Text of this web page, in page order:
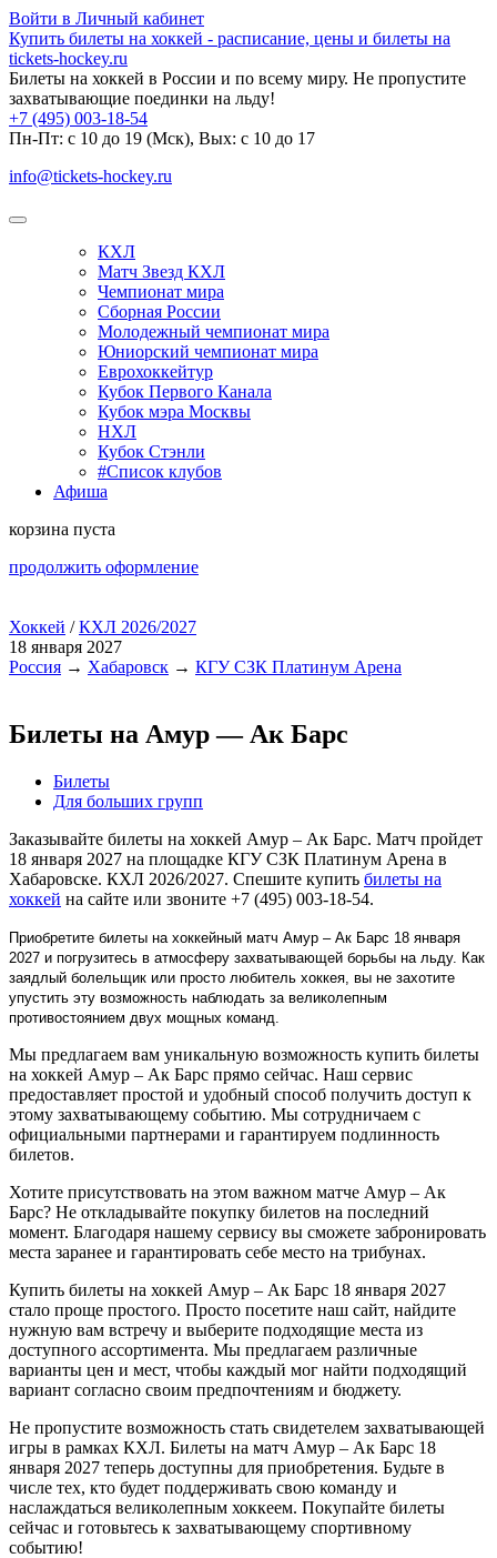
Войти в Личный кабинет
Купить билеты на хоккей - расписание, цены и билеты на
tickets-hockey.ru
Билеты на хоккей в России и по всему миру. Не пропустите
захватывающие поединки на льду!
+7 (495) 003-18-54
Пн-Пт: c 10 до 19 (Мск), Вых: с 10 до 17
info@tickets-hockey.ru
КХЛ
Матч Звезд КХЛ
Чемпионат мира
Сборная России
Молодежный чемпионат мира
Юниорский чемпионат мира
Еврохоккейтур
Кубок Первого Канала
Кубок мэра Москвы
НХЛ
Кубок Стэнли
#Список клубов
Афиша
корзина пуста
продолжить оформление
Хоккей /КХЛ 2026/2027
18 января 2027
Россия → Хабаровск → КГУ СЗК Платинум Арена
Билеты на Амур — Ак Барс
Билеты
Для больших групп
Заказывайте билеты на хоккей Амур – Ак Барс. Матч пройдет
18 января 2027 на площадке КГУ СЗК Платинум Арена в
Хабаровске. КХЛ 2026/2027. Спешите купить билеты на
хоккей на сайте или звоните +7 (495) 003-18-54.
Приобретите билеты на хоккейный матч Амур – Ак Барс 18 января
2027 и погрузитесь в атмосферу захватывающей борьбы на льду. Как
заядлый болельщик или просто любитель хоккея, вы не захотите
упустить эту возможность наблюдать за великолепным
противостоянием двух мощных команд.
Мы предлагаем вам уникальную возможность купить билеты
на хоккей Амур – Ак Барс прямо сейчас. Наш сервис
предоставляет простой и удобный способ получить доступ к
этому захватывающему событию. Мы сотрудничаем с
официальными партнерами и гарантируем подлинность
билетов.
Хотите присутствовать на этом важном матче Амур – Ак
Барс? Не откладывайте покупку билетов на последний
момент. Благодаря нашему сервису вы сможете забронировать
места заранее и гарантировать себе место на трибунах.
Купить билеты на хоккей Амур – Ак Барс 18 января 2027
стало проще простого. Просто посетите наш сайт, найдите
нужную вам встречу и выберите подходящие места из
доступного ассортимента. Мы предлагаем различные
варианты цен и мест, чтобы каждый мог найти подходящий
вариант согласно своим предпочтениям и бюджету.
Не пропустите возможность стать свидетелем захватывающей
игры в рамках КХЛ. Билеты на матч Амур – Ак Барс 18
января 2027 теперь доступны для приобретения. Будьте в
числе тех, кто будет поддерживать свою команду и
наслаждаться великолепным хоккеем. Покупайте билеты
сейчас и готовьтесь к захватывающему спортивному
событию!